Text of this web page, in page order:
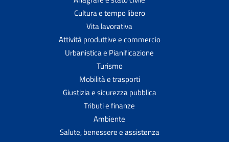
Cultura e tempo libero
Vita lavorativa
Attività produttive e commercio
Urbanistica e Pianificazione
Turismo
Mobilità e trasporti
Giustizia e sicurezza pubblica
Tributi e finanze
Ambiente
Salute, benessere e assistenza